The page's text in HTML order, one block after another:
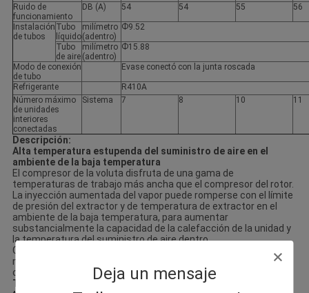
Deja un mensaje
Ruido de
funcionamiento
DB (A) 54 54 55 56
Instalación
de tubos
Tubo
líquido
milímetro
(adentro)
Ф9.52
Tubo
de aire
milímetro
(adentro)
Ф15.88
Modo de conexión
de tubo
Evase conectó con la junta roscada
Refrigerante
R410A
Número máximo
de unidades
interiores
conectadas
Sistema 7 8 10 11
Descripción:
Alta temperatura estupenda del suministro de aire en el
ambiente de la baja temperatura
El compresor de la voluta disfruta de una gama de
temperaturas de trabajo más ancha que el compresor del rotor.
La inyección aumentada del vapor puede romperse con el límite
de presión del extractor y de temperatura de extractor en el
ambiente de la baja temperatura, para aumentar
substancialmente la capacidad de la calefacción de la unidad y
la temperatura del suministro de aire dentro.
Cuando la temperatura ambiente es -25ºC, la temperatura
máxima del suministro de aire de las unidades interiores multi-
conectadas inversor de EK puede alcanzar 41ºC.
Tecnología de la calefacción en el ambiente de la baja